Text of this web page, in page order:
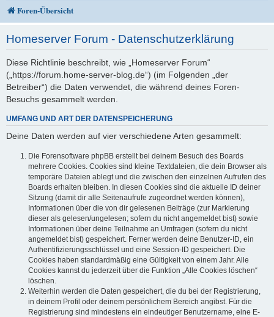
Foren-Übersicht
Homeserver Forum - Datenschutzerklärung
Diese Richtlinie beschreibt, wie „Homeserver Forum“
(„https://forum.home-server-blog.de“) (im Folgenden „der
Betreiber“) die Daten verwendet, die während deines Foren-
Besuchs gesammelt werden.
UMFANG UND ART DER DATENSPEICHERUNG
Deine Daten werden auf vier verschiedene Arten gesammelt:
Die Forensoftware phpBB erstellt bei deinem Besuch des Boards
mehrere Cookies. Cookies sind kleine Textdateien, die dein Browser als
temporäre Dateien ablegt und die zwischen den einzelnen Aufrufen des
Boards erhalten bleiben. In diesen Cookies sind die aktuelle ID deiner
Sitzung (damit dir alle Seitenaufrufe zugeordnet werden können),
Informationen über die von dir gelesenen Beiträge (zur Markierung
dieser als gelesen/ungelesen; sofern du nicht angemeldet bist) sowie
Informationen über deine Teilnahme an Umfragen (sofern du nicht
angemeldet bist) gespeichert. Ferner werden deine Benutzer-ID, ein
Authentifizierungsschlüssel und eine Session-ID gespeichert. Die
Cookies haben standardmäßig eine Gültigkeit von einem Jahr. Alle
Cookies kannst du jederzeit über die Funktion „Alle Cookies löschen“
löschen.
Weiterhin werden die Daten gespeichert, die du bei der Registrierung,
in deinem Profil oder deinem persönlichem Bereich angibst. Für die
Registrierung sind mindestens ein eindeutiger Benutzername, eine E-